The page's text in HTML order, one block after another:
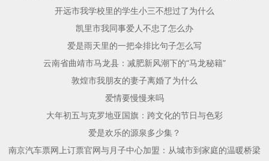
开远市我学校里的学生小三不想过了为什么
凯里市我同事爱人不忠了怎么办
爱是雨天里的一把伞排比句子怎么写
云南省曲靖市马龙县：减肥新风潮下的“马龙秘籍”
敦煌市我朋友的妻子离婚了为什么
爱情要慢慢来吗
大年初五与克罗地亚国旗：跨文化的节日与色彩
爱是欢乐的源泉多少集？
南京汽车票网上订票官网与月子中心加盟：从城市到家庭的温暖桥梁